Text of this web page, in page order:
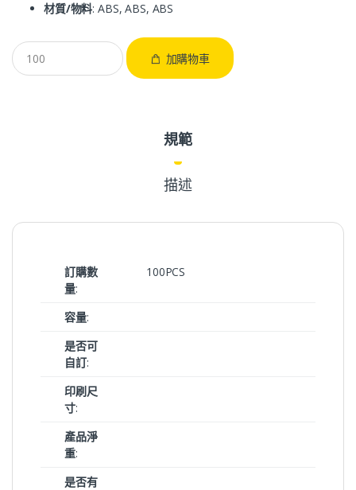
材質/物料: ABS, ABS, ABS
加購物車
規範
描述
訂購數
量:
100PCS
容量:
是否可
自訂:
印刷尺
寸:
產品淨
重:
是否有